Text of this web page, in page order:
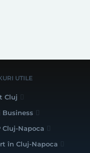
UTILE
Cluj
Business
Cluj-Napoca
în Cluj-Napoca